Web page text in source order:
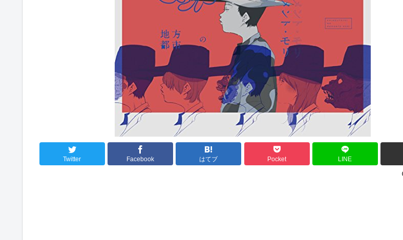
Twitter Facebook はてブ Pocket LINE